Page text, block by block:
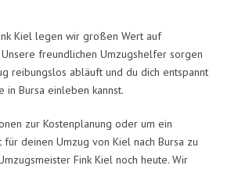
Kiel legen wir großen Wert auf
freundlichen Umzugshelfer sorgen
reibungslos abläuft und du dich entspannt
in Bursa einleben kannst.
zur Kostenplanung oder um ein
deinen Umzug von Kiel nach Bursa zu
Fink Kiel noch heute. Wir